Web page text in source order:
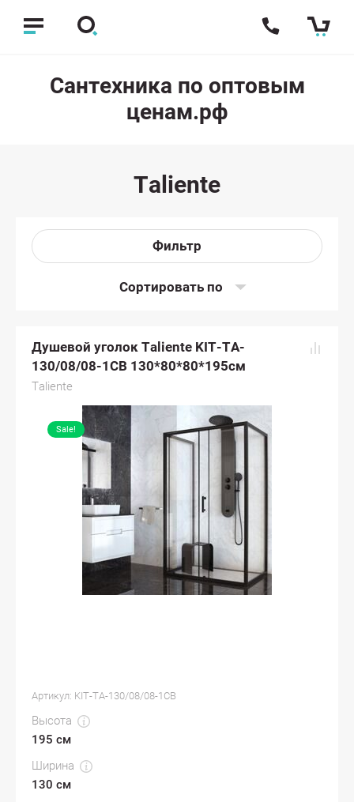
Сантехника по оптовым
ценам.рф
Taliente
Сортировать по
Фильтр
Душевой уголок Taliente KIT-TA-
130/08/08-1CB 130*80*80*195см
Taliente
Sale!
Артикул: KIT-TA-130/08/08-1CB
Высота
195 см
Ширина
130 см